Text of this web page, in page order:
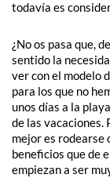
todavía es
¿No os pasa que,
sentido la
ver con el modelo
para los que no
unos días a la
de las vacaciones.
mejor es rodearse
beneficios que de
empiezan a ser